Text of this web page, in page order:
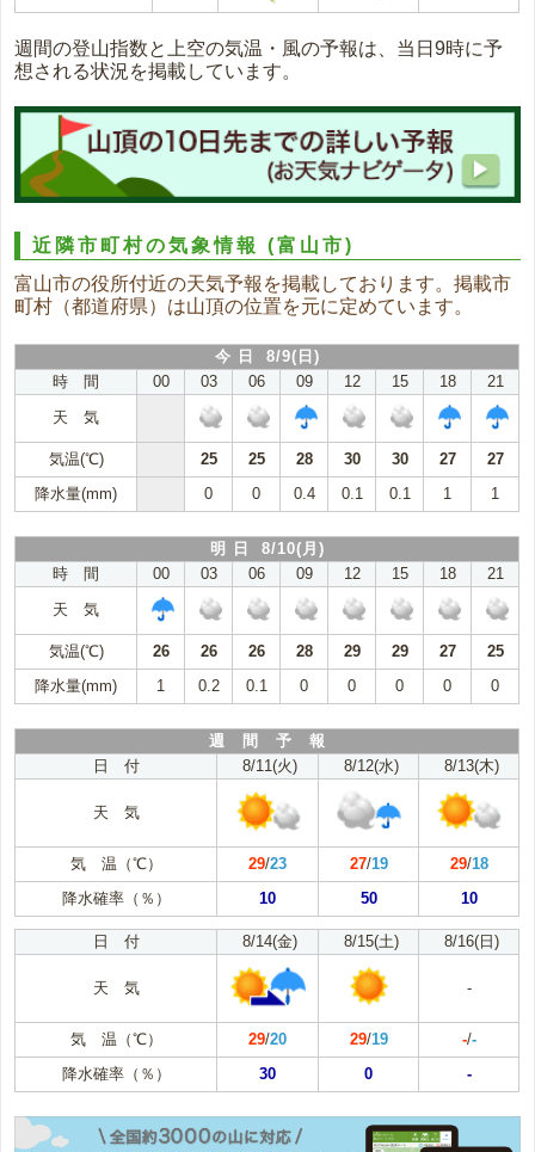
週間の登山指数と上空の気温・風の予報は、当日9時に予
想される状況を掲載しています。
近隣市町村の気象情報(富山市)
富山市の役所付近の天気予報を掲載しております。掲載市
町村（都道府県）は山頂の位置を元に定めています。
今 日 8/9(日)
時 間
00 03 06 09 12 15 18
21
天 気
気温(℃) 25 25 28 30 30 27
27
降水量(mm)
0 0 0.4 0.1 0.1 1 1
明 日 8/10(月)
時 間
00 03 06 09 12 15 18
21
天 気
気温(℃) 26 26 26 28 29 29 27
25
降水量(mm)
1 0.2 0.1 0 0 0 0 0
週 間 予 報
日 付
8/11(火) 8/12(水) 8/13(木)
天 気
気 温（℃） 29/23 27/19 29/18
降水確率（％）
10 50 10
日 付 8/14(金) 8/15(土) 8/16(日)
天 気 -
気 温（℃） 29/20 29/19 -/-
降水確率（％）
30 0 -